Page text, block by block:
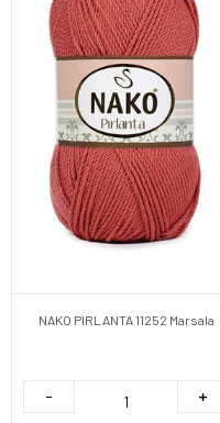
NAKO PIRLANTA 11252 Marsala